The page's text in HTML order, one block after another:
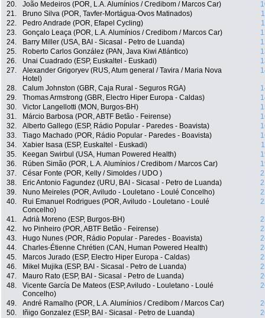
20.
João Medeiros (POR, L.A. Alumínios / Credibom / Marcos Car)
21.
Bruno Silva (POR, Tavfer-Mortágua-Ovos Matinados)
22.
Pedro Andrade (POR, Efapel Cycling)
23.
Gonçalo Leaça (POR, L.A. Alumínios / Credibom / Marcos Car)
24.
Barry Miller (USA, BAI - Sicasal - Petro de Luanda)
25.
Roberto Carlos González (PAN, Java Kiwi Atlántico)
26.
Unai Cuadrado (ESP, Euskaltel - Euskadi)
27.
Alexander Grigoryev (RUS, Atum general / Tavira / Maria Nova
Hotel)
28. Calum Johnston (GBR, Caja Rural - Seguros RGA)
29.
Thomas Armstrong (GBR, Electro Hiper Europa - Caldas)
30.
Victor Langellotti (MON, Burgos-BH)
31.
Márcio Barbosa (POR, ABTF Betão - Feirense)
32.
Alberto Gallego (ESP, Rádio Popular - Paredes - Boavista)
33.
Tiago Machado (POR, Rádio Popular - Paredes - Boavista)
34.
Xabier Isasa (ESP, Euskaltel - Euskadi)
35.
Keegan Swirbul (USA, Human Powered Health)
36.
Rúben Simão (POR, L.A. Alumínios / Credibom / Marcos Car)
37.
César Fonte (POR, Kelly / Simoldes / UDO )
38.
Eric Antonio Fagundez (URU, BAI - Sicasal - Petro de Luanda)
39.
Nuno Meireles (POR, Aviludo - Louletano - Loulé Concelho)
40.
Rui Emanuel Rodrigues (POR, Aviludo - Louletano - Loulé
Concelho)
41. Adrià Moreno (ESP, Burgos-BH)
42.
Ivo Pinheiro (POR, ABTF Betão - Feirense)
43.
Hugo Nunes (POR, Rádio Popular - Paredes - Boavista)
44.
Charles-Étienne Chrétien (CAN, Human Powered Health)
45.
Marcos Jurado (ESP, Electro Hiper Europa - Caldas)
46.
Mikel Mujika (ESP, BAI - Sicasal - Petro de Luanda)
47.
Mauro Rato (ESP, BAI - Sicasal - Petro de Luanda)
48.
Vicente García De Mateos (ESP, Aviludo - Louletano - Loulé
Concelho)
49. André Ramalho (POR, L.A. Alumínios / Credibom / Marcos Car)
50.
Iñigo Gonzalez (ESP, BAI - Sicasal - Petro de Luanda)